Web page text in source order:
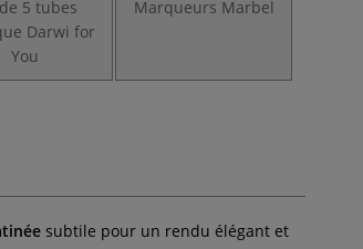
5 tubes
Darwi for
You
Marqueurs Marbel
subtile pour un rendu élégant et